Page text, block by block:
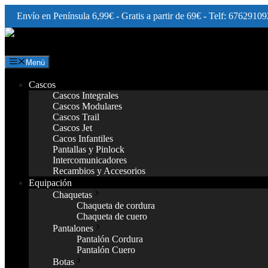
Envío en Península 6,99€ - Gratis a partir de 69€ - Telf:
Saltar
contenido
Menú
Cascos
Cascos Integrales
Cascos Modulares
Cascos Trail
Cascos Jet
Cacos Infantiles
Pantallas y Pinlock
Intercomunicadores
Recambios y Accesorios
Equipación
Chaquetas
Chaqueta de cordura
Chaqueta de cuero
Pantalones
Pantalón Cordura
Pantalón Cuero
Botas